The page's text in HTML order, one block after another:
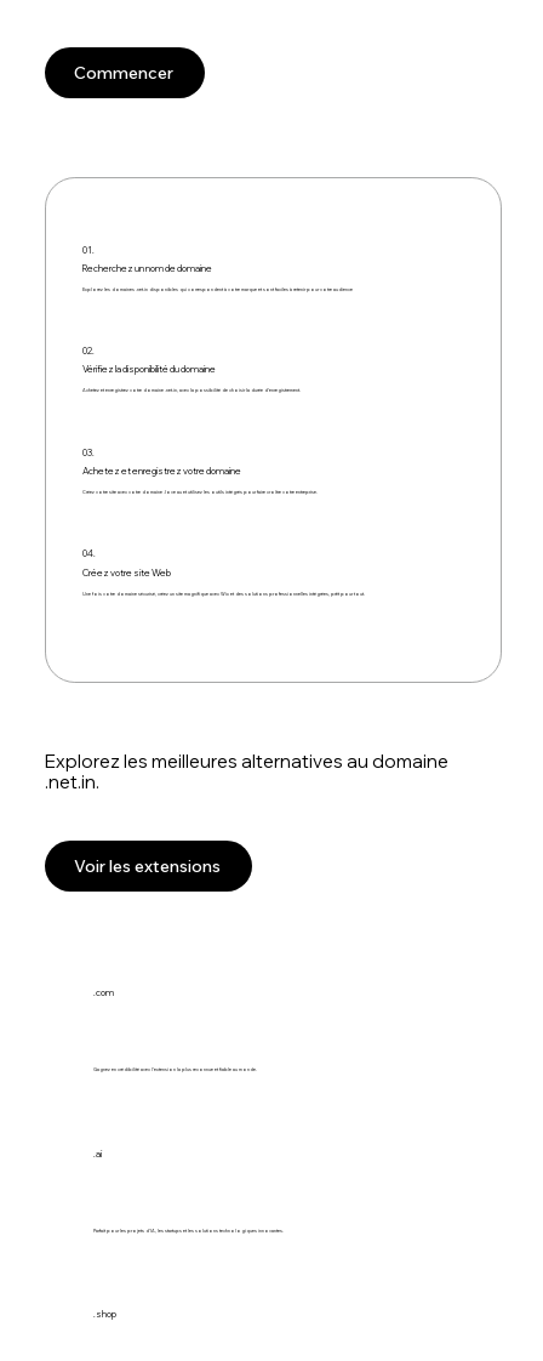
Commencer
01.
Recherchez un nom de domaine
Explorez les domaines .net.in disponibles qui correspondent à votre marque et sont faciles à retenir pour votre audience
02.
Vérifiez la disponibilité du domaine
Achetez et enregistrez votre domaine .net.in, avec la possibilité de choisir la durée d’enregistrement.
03.
Achetez et enregistrez votre domaine
Créez votre site avec votre domaine .love au et utilisez les outils intégrés pour faire croître votre entreprise.
04.
Créez votre site Web
Une fois votre domaine sécurisé, créez un site magnifique avec Wix et des solutions professionnelles intégrées, prêt pour tout.
Explorez les meilleures alternatives au domaine
.net.in.
Voir les extensions
.com
Gagnez en crédibilité avec l’extension la plus reconnue et fiable au monde.
.ai
Parfait pour les projets d’IA, les startups et les solutions technologiques innovantes.
.shop